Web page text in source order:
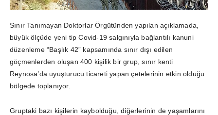
Sınır Tanımayan Doktorlar Örgütünden yapılan açıklamada,
büyük ölçüde yeni tip Covid-19 salgınıyla bağlantılı kanuni
düzenleme “Başlık 42” kapsamında sınır dışı edilen
göçmenlerden oluşan 400 kişilik bir grup, sınır kenti
Reynosa’da uyuşturucu ticareti yapan çetelerinin etkin olduğu
bölgede toplanıyor.
Gruptaki bazı kişilerin kaybolduğu, diğerlerinin de yaşamlarını